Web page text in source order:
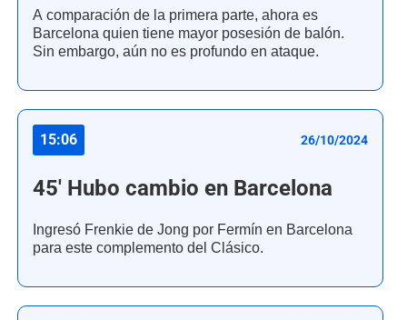
A comparación de la primera parte, ahora es
Barcelona quien tiene mayor posesión de balón.
Sin embargo, aún no es profundo en ataque.
15:06 26/10/2024
45' Hubo cambio en Barcelona
Ingresó Frenkie de Jong por Fermín en Barcelona
para este complemento del Clásico.